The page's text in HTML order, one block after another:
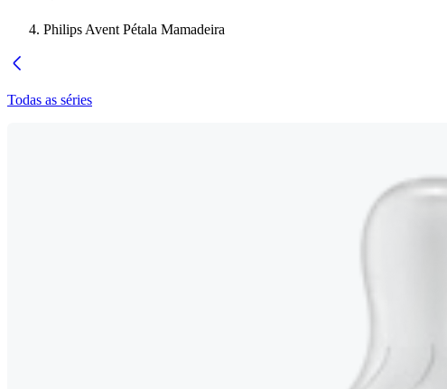
Philips Avent Pétala Mamadeira
Todas as séries